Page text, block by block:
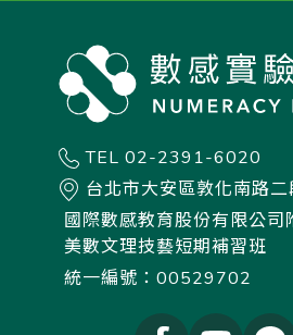
TEL 02-2391-6020
台北市大安區敦化南路
國際數感教育股份有限公司
美數文理技藝短期補習班
統一編號：00529702